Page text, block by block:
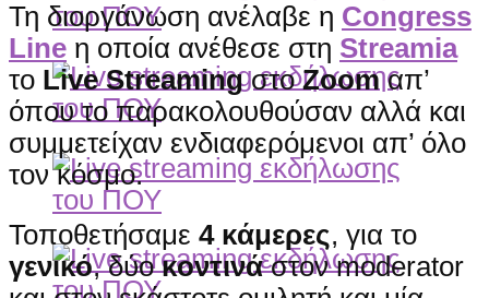
Τη διοργάνωση ανέλαβε η Congress
Line η οποία ανέθεσε στη Streamia
το Live StreamingστοZoomαπ’
όπου το παρακολουθούσαν αλλά και
συμμετείχαν ενδιαφερόμενοι απ’ όλο
τον κόσμο.
Τοποθετήσαμε 4 κάμερες, για το
γενικό, δύοκοντινάστον moderator